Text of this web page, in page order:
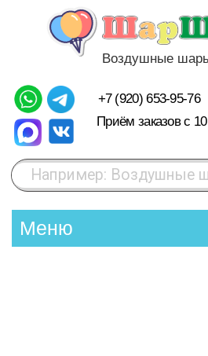
Воздушные шары с доставкой
Приём заказов с 10 до 21
Меню
Например: Воздушные шары маме